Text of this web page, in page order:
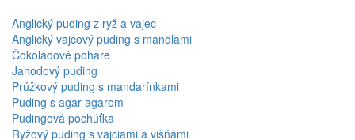
Anglický puding z ryž a vajec
Anglický vajcový puding s mandľami
Čokoládové poháre
Jahodový puding
Prúžkový puding s mandarínkami
Puding s agar-agarom
Pudingová pochúťka
Ryžový puding s vajciami a višňami